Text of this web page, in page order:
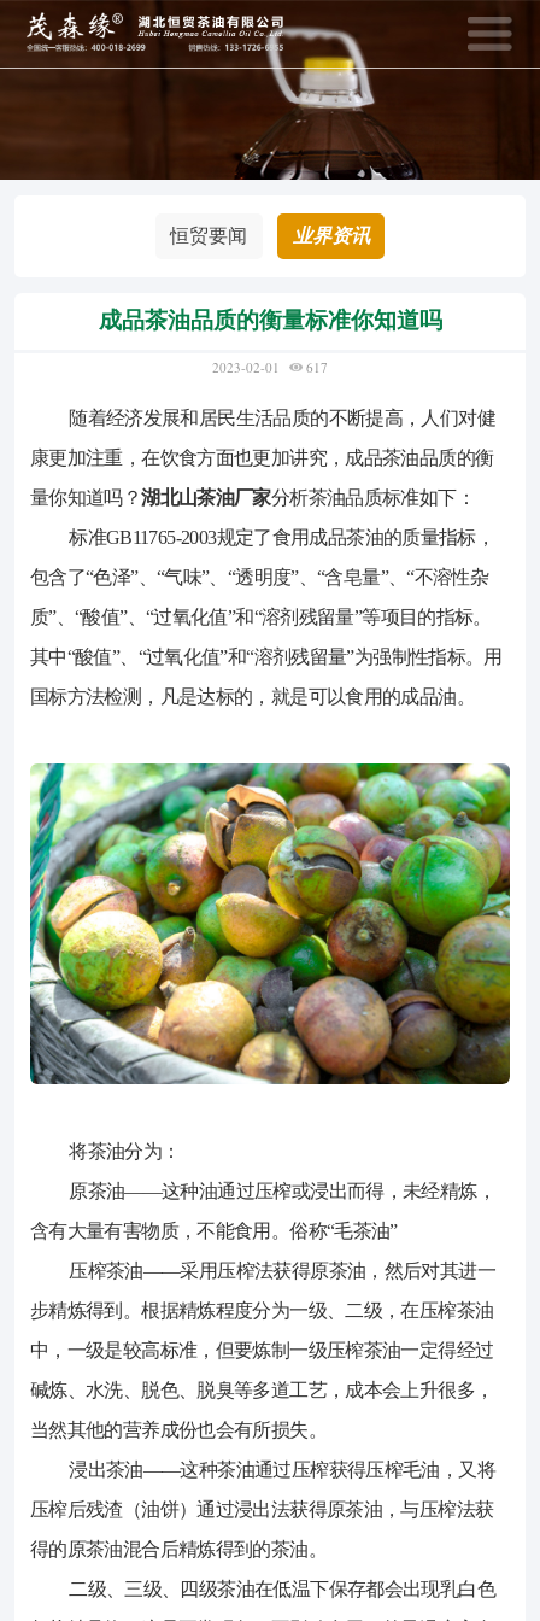
400-018-2699 销售热线：
业界资讯
2023-02-01 617
随着经济发展和居民生活品质的不断
标准GB11765-2003规定了食用成品茶
标。其中“酸值”、“过氧化值”和“溶剂残留
恒贸风采 关于恒贸
恒贸要闻 业界资讯
成品茶油品质的衡量标准你知道吗
2023-02-01 617
随着经济发展和居民生活品质的不断提高，人们对健
康更加注重，在饮食方面也更加讲究，成品茶油品质的衡
量你知道吗？湖北山茶油厂家分析茶油品质标准如下：
标准GB11765-2003规定了食用成品茶油的质量指标，
包含了“色泽”、“气味”、“透明度”、“含皂量”、“不溶性杂
质”、“酸值”、“过氧化值”和“溶剂残留量”等项目的指标。
其中“酸值”、“过氧化值”和“溶剂残留量”为强制性指标。用
国标方法检测，凡是达标的，就是可以食用的成品油。
将茶油分为：
原茶油——这种油通过压榨或浸出而得，未经精炼，
含有大量有害物质，不能食用。俗称“毛茶油”
压榨茶油——采用压榨法获得原茶油，然后对其进一
步精炼得到。根据精炼程度分为一级、二级，在压榨茶油
中，一级是较高标准，但要炼制一级压榨茶油一定得经过
碱炼、水洗、脱色、脱臭等多道工艺，成本会上升很多，
当然其他的营养成份也会有所损失。
浸出茶油——这种茶油通过压榨获得压榨毛油，又将
压榨后残渣（油饼）通过浸出法获得原茶油，与压榨法获
得的原茶油混合后精炼得到的茶油。
二级、三级、四级茶油在低温下保存都会出现乳白色